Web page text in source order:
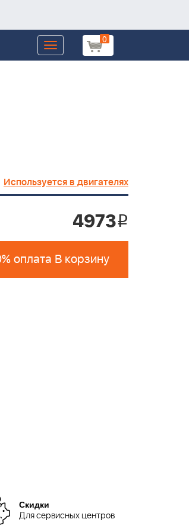
0
Toggle
navigation
Используется в двигателях
4973i
оплата В корзину
Скидки
Для сервисных центров